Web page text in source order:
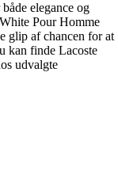
elegance og
Pour Homme
glip af chancen for at
kan finde Lacoste
udvalgte